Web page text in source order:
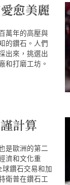
愈美麗
萬年的高壓與
的鑽石。人們
出來，挑選出
和打磨工坊。
計算
是歐洲的第二
濟和文化重
鑽石交易和加
衛普在鑽石工